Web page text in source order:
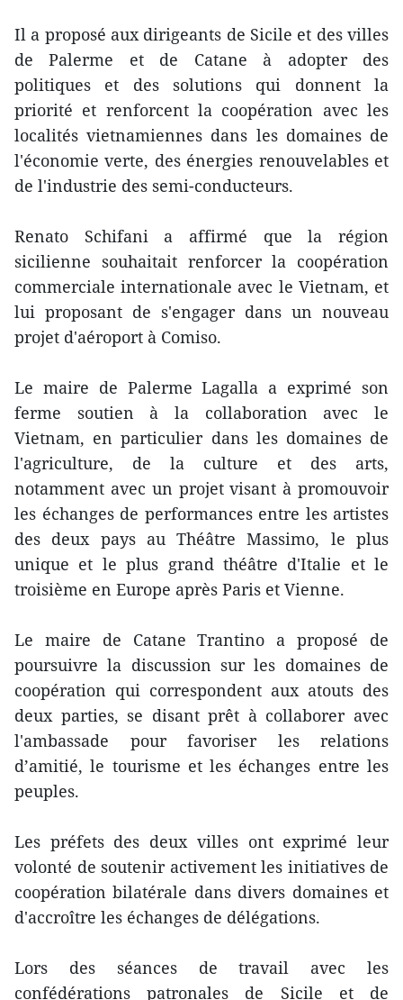
Il a proposé aux dirigeants de Sicile et des villes
de Palerme et de Catane à adopter des
politiques et des solutions qui donnent la
priorité et renforcent la coopération avec les
localités vietnamiennes dans les domaines de
l'économie verte, des énergies renouvelables et
de l'industrie des semi-conducteurs.
Renato Schifani a affirmé que la région
sicilienne souhaitait renforcer la coopération
commerciale internationale avec le Vietnam, et
lui proposant de s'engager dans un nouveau
projet d'aéroport à Comiso.
Le maire de Palerme Lagalla a exprimé son
ferme soutien à la collaboration avec le
Vietnam, en particulier dans les domaines de
l'agriculture, de la culture et des arts,
notamment avec un projet visant à promouvoir
les échanges de performances entre les artistes
des deux pays au Théâtre Massimo, le plus
unique et le plus grand théâtre d'Italie et le
troisième en Europe après Paris et Vienne.
Le maire de Catane Trantino a proposé de
poursuivre la discussion sur les domaines de
coopération qui correspondent aux atouts des
deux parties, se disant prêt à collaborer avec
l'ambassade pour favoriser les relations
d’amitié, le tourisme et les échanges entre les
peuples.
Les préfets des deux villes ont exprimé leur
volonté de soutenir activement les initiatives de
coopération bilatérale dans divers domaines et
d'accroître les échanges de délégations.
Lors des séances de travail avec les
confédérations patronales de Sicile et de